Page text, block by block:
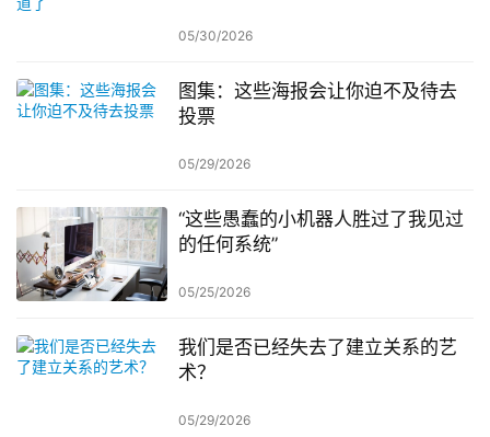
05/30/2026
图集：这些海报会让你迫不及待去
投票
05/29/2026
“这些愚蠢的小机器人胜过了我见过
的任何系统”
05/25/2026
我们是否已经失去了建立关系的艺
术？
05/29/2026